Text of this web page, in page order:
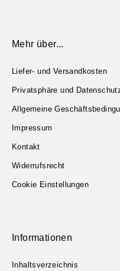
Mehr über...
Liefer- und Versandkosten
Privatsphäre und
Allgemeine
Impressum
Kontakt
Widerrufsrecht
Cookie Einstellungen
Informationen
Inhaltsverzeichnis